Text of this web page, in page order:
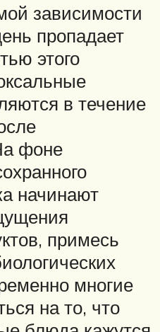
зависимости
пропадает
этого
в течение
фоне
начинают
примесь
многие
на то, что